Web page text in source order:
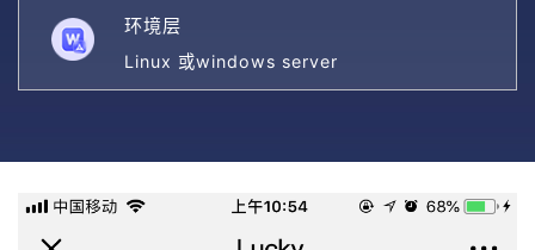
环境层
Linux 或windows server